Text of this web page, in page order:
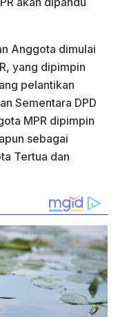
Anggota dimulai
yang dipimpin
pelantikan
Sementara DPD
MPR dipimpin
sebagai
Tertua dan